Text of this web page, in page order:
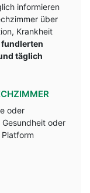
informieren
über
Krankheit
täglich
oder
oder